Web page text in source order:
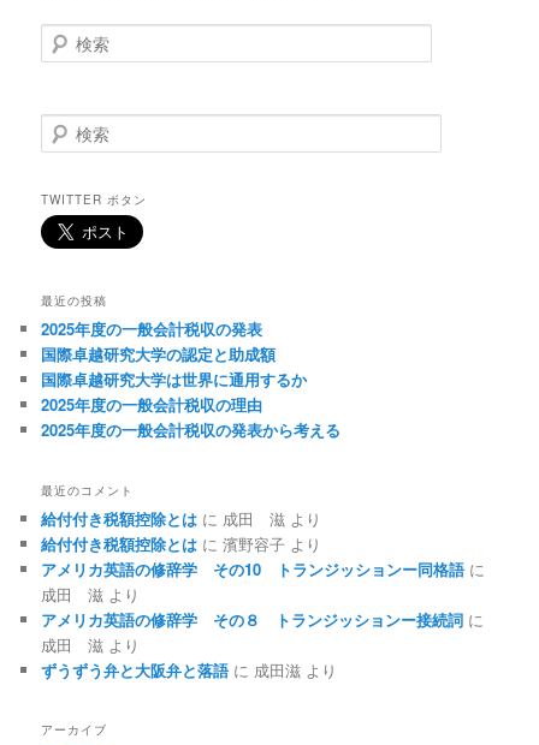
検
索
検
索
TWITTER ボタン
最近の投稿
2025年度の一般会計税収の発表
国際卓越研究大学の認定と助成額
国際卓越研究大学は世界に通用するか
2025年度の一般会計税収の理由
2025年度の一般会計税収の発表から考える
最近のコメント
給付付き税額控除とは に 成田 滋 より
給付付き税額控除とは に濱野容子 より
アメリカ英語の修辞学 その10 トランジッションー同格語に
成田 滋 より
アメリカ英語の修辞学 その８ トランジッションー接続詞 に
成田 滋 より
ずうずう弁と大阪弁と落語に 成田滋 より
アーカイブ